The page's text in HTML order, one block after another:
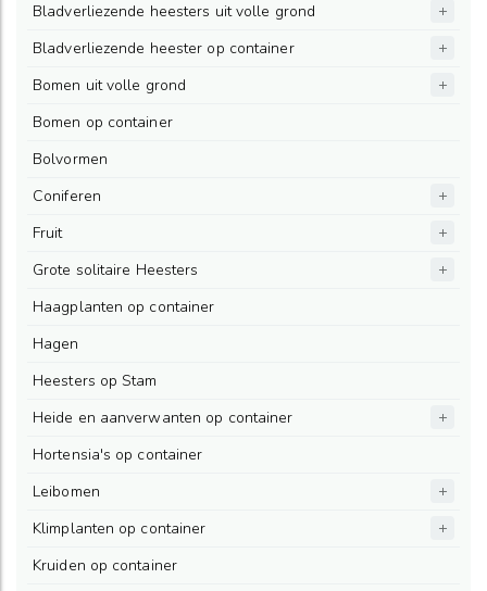
Bladverliezende heesters uit volle grond
Bladverliezende heester op container
Bomen uit volle grond
Bomen op container
Bolvormen
Coniferen
Fruit
Grote solitaire Heesters
Haagplanten op container
Hagen
Heesters op Stam
Heide en aanverwanten op container
Hortensia's op container
Leibomen
Klimplanten op container
Kruiden op container